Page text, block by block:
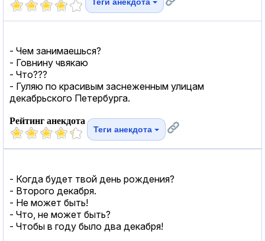
- Чем занимаешься?
- Говнину чвякаю
- Что???
- Гуляю по красивым заснеженным улицам
декабрьского Петербурга.
Рейтинг анекдота
Теги анекдота
- Когда будет твой день рождения?
- Второго декабря.
- Не может быть!
- Что, не может быть?
- Чтобы в году было два декабря!